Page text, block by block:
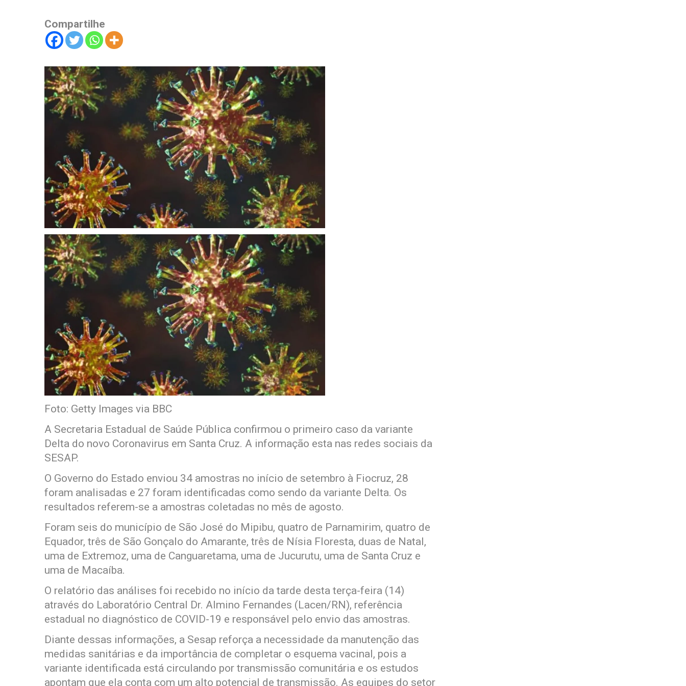
Compartilhe
Foto: Getty Images via BBC
A Secretaria Estadual de Saúde Pública confirmou o primeiro caso da variante
Delta do novo Coronavirus em Santa Cruz. A informação esta nas redes sociais da
SESAP.
O Governo do Estado enviou 34 amostras no início de setembro à Fiocruz, 28
foram analisadas e 27 foram identificadas como sendo da variante Delta. Os
resultados referem-se a amostras coletadas no mês de agosto.
Foram seis do município de São José do Mipibu, quatro de Parnamirim, quatro de
Equador, três de São Gonçalo do Amarante, três de Nísia Floresta, duas de Natal,
uma de Extremoz, uma de Canguaretama, uma de Jucurutu, uma de Santa Cruz e
uma de Macaíba.
O relatório das análises foi recebido no início da tarde desta terça-feira (14)
através do Laboratório Central Dr. Almino Fernandes (Lacen/RN), referência
estadual no diagnóstico de COVID-19 e responsável pelo envio das amostras.
Diante dessas informações, a Sesap reforça a necessidade da manutenção das
medidas sanitárias e da importância de completar o esquema vacinal, pois a
variante identificada está circulando por transmissão comunitária e os estudos
apontam que ela conta com um alto potencial de transmissão. As equipes do setor